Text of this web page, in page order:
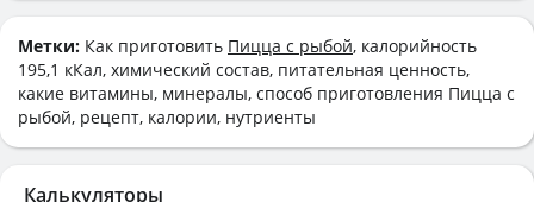
Метки: Как приготовить Пицца с рыбой, калорийность
195,1 кКал, химический состав, питательная ценность,
какие витамины, минералы, способ приготовления Пицца с
рыбой, рецепт, калории, нутриенты
Калькуляторы